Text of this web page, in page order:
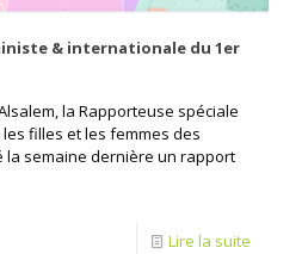
& internationale du 1er
Alsalem, la Rapporteuse spéciale
filles et les femmes des
la semaine dernière un rapport
Lire la suite